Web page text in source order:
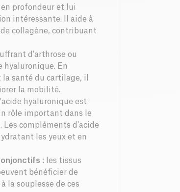
profondeur et lui
intéressante. Il aide à
collagène, contribuant
d'arthrose ou
hyaluronique. En
santé du cartilage, il
la mobilité.
l'acide hyaluronique est
rôle important dans le
compléments d'acide
les yeux et en
: les tissus
bénéficier de
la souplesse de ces